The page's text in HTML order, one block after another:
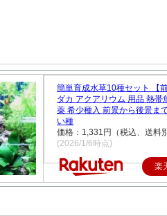
簡単育成水草10種セット 【
ダカ アクアリウム 用品 熱帯
薬 希少種入 前景から後景ま
い種
価格：1,331円（税込、送料
(2026/1/6時点)
楽